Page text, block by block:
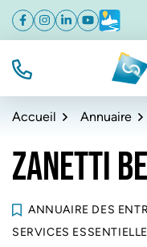
Aller
navigation
Aller
au
Aller
au
de
Facebook
(ouverture dans un
Instagram
(ouverture dans un
Linkedin
(ouverture dans
YouTube
(ouverture
Météo
TÉL.
Accueil Annuaire
ZANETTI
ANNUAIRE DES
SERVICES